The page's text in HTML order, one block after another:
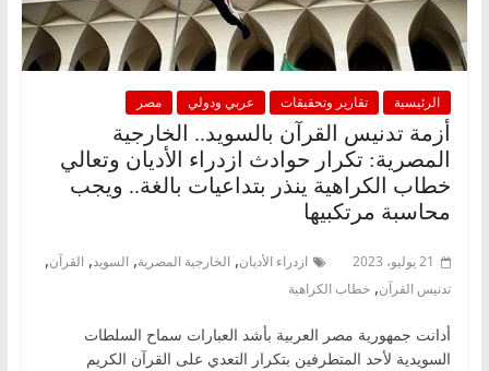
الرئيسية تقارير وتحقيقات عربي ودولي مصر
أزمة تدنيس القرآن بالسويد.. الخارجية
المصرية: تكرار حوادث ازدراء الأديان وتعالي
خطاب الكراهية ينذر بتداعيات بالغة.. ويجب
محاسبة مرتكبيها
21 يوليو، 2023 ازدراء الأديان, الخارجية المصرية, السويد, القرآن,
تدنيس القرآن, خطاب الكراهية
أدانت جمهورية مصر العربية بأشد العبارات سماح السلطات
السويدية لأحد المتطرفين بتكرار التعدي على القرآن الكريم